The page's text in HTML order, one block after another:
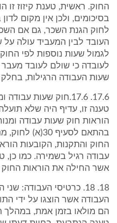
החוק. ראשית, טענת קיזוז זו
לחוק הגנת השכר, גם אם
העובד לבין המעביד עולה על
לגמול שעות נוספות לפי
לעובדה כי שולם לעובד
שעות העבודה הרגילות,
17.6. 17.6.חוק שעות
טענה זו, עדיף היה שלא
הוראות חוק שעות עבודה
בהתאם לסעיף
החוק והתקנות, הקובעות
עבודה רגיל בשמירה. כמו כן,
אשר החילה את הוראות החוק
18. 18. כרטיסי העבודה:
העבודה אשר הוצגו על ידי
הם מולאו בזמן אמת, במהלך